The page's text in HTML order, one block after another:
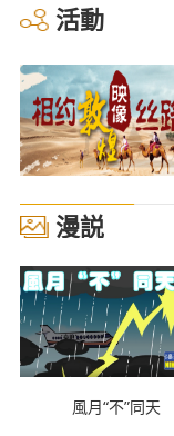
活動
漫説
風月“不”同天